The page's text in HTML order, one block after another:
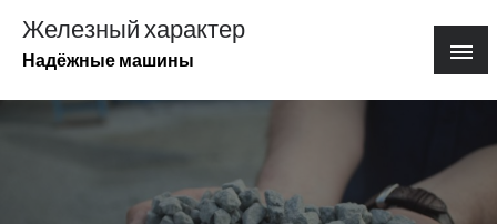
содержимому
Железный характер
Надёжные машины